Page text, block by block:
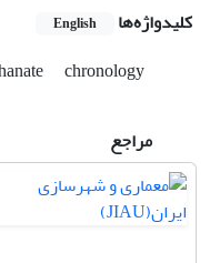
کلیدواژه‌ها English
chronology
مراجع